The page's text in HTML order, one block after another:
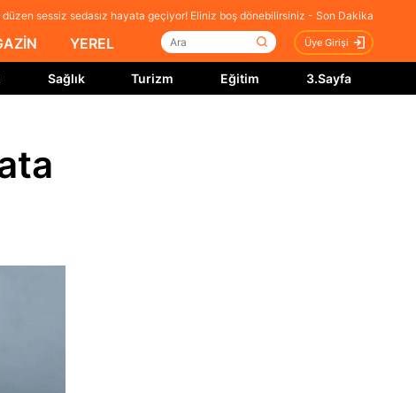
sessiz sedasız hayata geçiyor! Eliniz boş dönebilirsiniz - Son Dakika
YEREL Üye Girişi
Sağlık Turizm Eğitim 3.Sayfa